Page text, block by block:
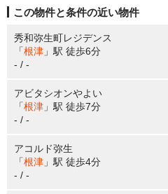
この物件と条件の近い物件
秀和弥生町レジデンス
「根津 」駅 徒歩6分
- / -
アビタシオンやよい
「根津 」駅 徒歩7分
- / -
アコルド弥生
「根津 」駅 徒歩4分
- / -